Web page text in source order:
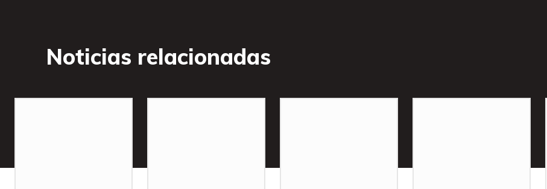
Noticias relacionadas